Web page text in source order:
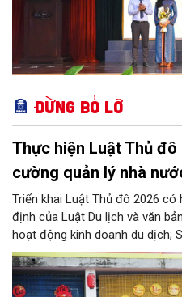
Đừng bỏ lỡ
Thực hiện Luật Thủ đô
cường quản lý nhà
Triển khai Luật Thủ đô 2026
định của Luật Du lịch và văn
hoạt động kinh doanh du dịch;
chức, đơn vị, doanh nghiệp
bàn thành phố thực hiện một
góp phần thực hiện thắng lợi